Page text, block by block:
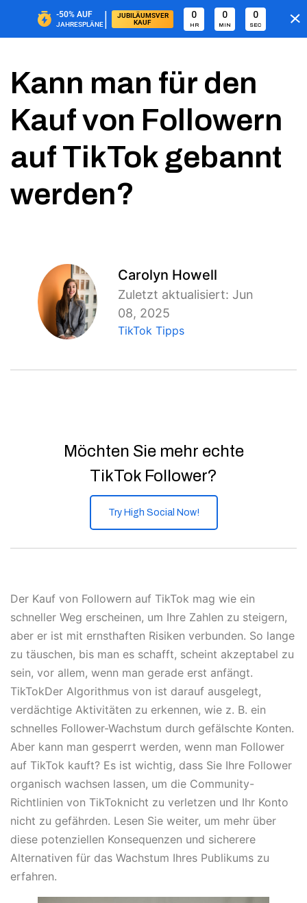
-50% AUF
JAHRESPLÄNE|
JUBILÄUMSVER
KAUF
0
HR
0
MIN
0
SEC
Kann man für den
Kauf von Followern
auf TikTok gebannt
werden?
Carolyn Howell
Zuletzt aktualisiert: Jun
08, 2025
TikTok Tipps
Möchten Sie mehr echte
TikTok Follower?
Try High Social Now!
Der Kauf von Followern auf TikTok mag wie ein
schneller Weg erscheinen, um Ihre Zahlen zu steigern,
aber er ist mit ernsthaften Risiken verbunden. So lange
zu täuschen, bis man es schafft, scheint akzeptabel zu
sein, vor allem, wenn man gerade erst anfängt.
TikTokDer Algorithmus von ist darauf ausgelegt,
verdächtige Aktivitäten zu erkennen, wie z. B. ein
schnelles Follower-Wachstum durch gefälschte Konten.
Aber kann man gesperrt werden, wenn man Follower
auf TikTok kauft? Es ist wichtig, dass Sie Ihre Follower
organisch wachsen lassen, um die Community-
Richtlinien von TikToknicht zu verletzen und Ihr Konto
nicht zu gefährden. Lesen Sie weiter, um mehr über
diese potenziellen Konsequenzen und sicherere
Alternativen für das Wachstum Ihres Publikums zu
erfahren.